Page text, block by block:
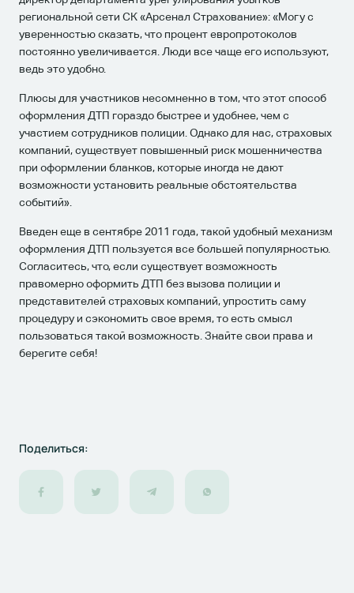
региональной сети СК «Арсенал Страхование»: «Могу с
уверенностью сказать, что процент европротоколов
постоянно увеличивается. Люди все чаще его используют,
ведь это удобно.
Плюсы для участников несомненно в том, что этот способ
оформления ДТП гораздо быстрее и удобнее, чем с
участием сотрудников полиции. Однако для нас, страховых
компаний, существует повышенный риск мошенничества
при оформлении бланков, которые иногда не дают
возможности установить реальные обстоятельства
событий».
Введен еще в сентябре 2011 года, такой удобный механизм
оформления ДТП пользуется все большей популярностью.
Согласитесь, что, если существует возможность
правомерно оформить ДТП без вызова полиции и
представителей страховых компаний, упростить саму
процедуру и сэкономить свое время, то есть смысл
пользоваться такой возможность. Знайте свои права и
берегите себя!
Поделиться: